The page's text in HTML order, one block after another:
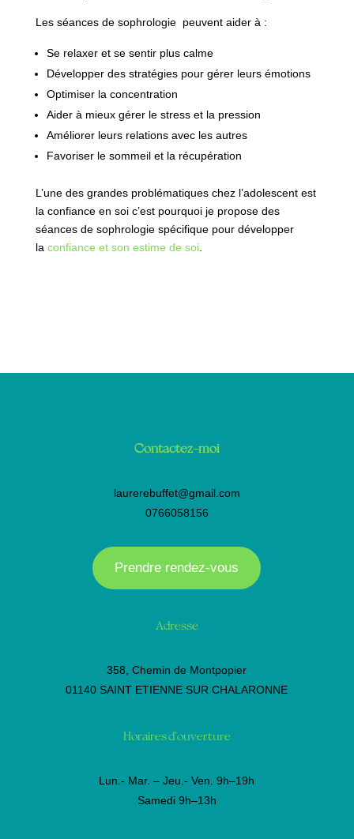
Les séances de sophrologie peuvent aider à :
Se relaxer et se sentir plus calme
Développer des stratégies pour gérer leurs émotions
Optimiser la concentration
Aider à mieux gérer le stress et la pression
Améliorer leurs relations avec les autres
Favoriser le sommeil et la récupération
L’une des grandes problématiques chez l’adolescent est
la confiance en soi c’est pourquoi je propose des
séances de sophrologie spécifique pour développer
la confiance et son estime de soi.
Contactez-moi
laurerebuffet@gmail.com
0766058156
Prendre rendez-vous
Adresse
358, Chemin de Montpopier
01140 SAINT ETIENNE SUR CHALARONNE
Horaires d’ouverture
Lun.- Mar. – Jeu.- Ven. 9h–19h
Samedi ​9h–13h